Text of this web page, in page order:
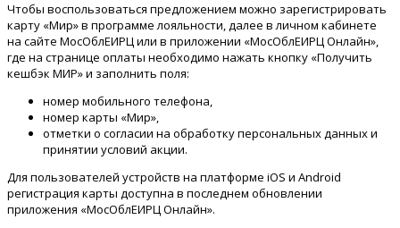
Чтобы воспользоваться предложением можно зарегистрировать
карту «Мир» в программе лояльности, далее в личном кабинете
на сайте МосОблЕИРЦ или в приложении «МосОблЕИРЦ Онлайн»,
где на странице оплаты необходимо нажать кнопку «Получить
кешбэк МИР» и заполнить поля:
номер мобильного телефона,
номер карты «Мир»,
отметки о согласии на обработку персональных данных и
принятии условий акции.
Для пользователей устройств на платформе iOS и Android
регистрация карты доступна в последнем обновлении
приложения «МосОблЕИРЦ Онлайн».